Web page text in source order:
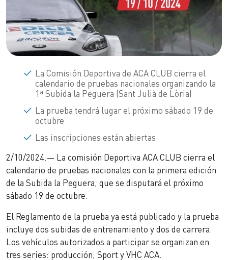
La Comisión Deportiva de ACA CLUB cierra el
calendario de pruebas nacionales organizando la
1ª Subida la Peguera (Sant Julià de Lòria)
La prueba tendrá lugar el próximo sábado 19 de
octubre
Las inscripciones están abiertas
2/10/2024.— La comisión Deportiva ACA CLUB cierra el
calendario de pruebas nacionales con la primera edición
de la Subida la Peguera, que se disputará el próximo
sábado 19 de octubre.
El Reglamento de la prueba ya está publicado y la prueba
incluye dos subidas de entrenamiento y dos de carrera.
Los vehículos autorizados a participar se organizan en
tres series: producción, Sport y VHC ACA.